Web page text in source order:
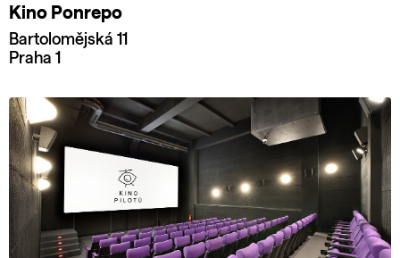
Kino Ponrepo
Bartolomějská 11
Praha 1